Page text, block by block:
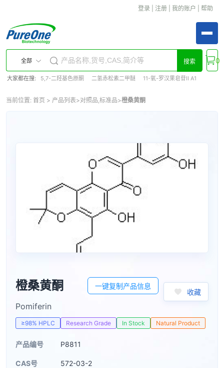
登录 注册 我的账户 帮助
全部 搜索
大家都在搜: 5,7-二羟基色原酮 二氢赤松素二甲醚 11-氧-罗汉果皂苷II A1
0
当前位置: 首页 > 产品列表>对照品,标准品>橙桑黄酮
橙桑黄酮 一键复制产品信息
收藏
Pomiferin
≥98% HPLC Research Grade In Stock Natural Product
产品编号 P8811
CAS号 572-03-2